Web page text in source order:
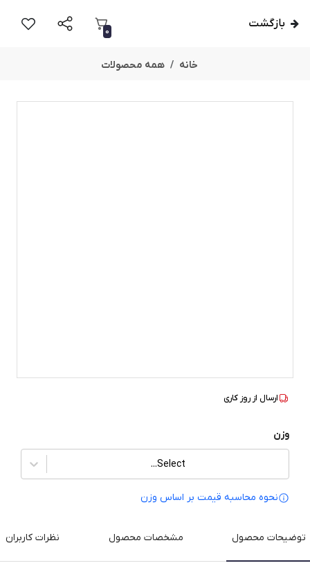
بازگشت
0
خانه همه محصولات
ارسال از روز کاری
وزن
Select...
نحوه محاسبه قیمت بر‌ اساس وزن
توضیحات محصول مشخصات محصول نظرات کاربران